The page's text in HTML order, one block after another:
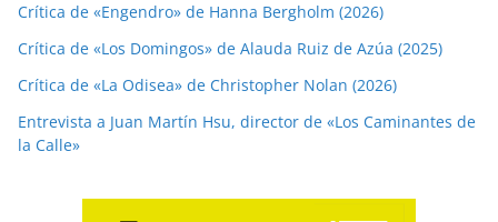
Crítica de «Engendro» de Hanna Bergholm (2026)
Crítica de «Los Domingos» de Alauda Ruiz de Azúa (2025)
Crítica de «La Odisea» de Christopher Nolan (2026)
Entrevista a Juan Martín Hsu, director de «Los Caminantes de
la Calle»